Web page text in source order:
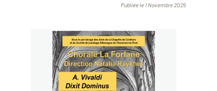
Publiée le 1 Novembre 2025